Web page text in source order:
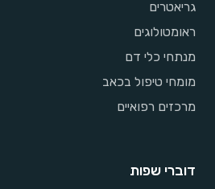
גריאטרים
ראומטולוגים
מנתחי כלי דם
מומחי טיפול בכאב
מרכזים רפואיים
דוברי שפות